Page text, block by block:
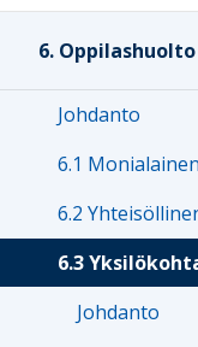
6. Oppilashuolto
Johdanto
6.1
6.2
6.3
Johdanto